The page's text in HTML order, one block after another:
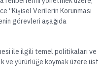
“Kişisel Verilerin Korunması
görevleri aşağıda
ile ilgili temel politikaları ve
ve yürürlüğe koymak üzere üst